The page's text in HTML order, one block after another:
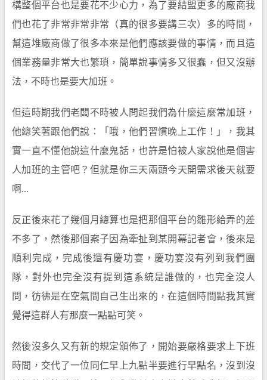
構整個平台也是要花不少心力，為了要結盟更多的廠商我
們也花了非常非常非常（真的很多要講三次）多的時間，
幫這堆廠商做了很多本來是他們應該要做的事情，而且這
個業務量非常大也繁瑣，簡單說事情多又很蠢，但又沒辦
法，不時也是要大加班。
但這時期我們老闆不時被人問起我們為什麼這麼常加班，
他總笑著跟他們說：「哦，他們習慣晚上工作！」，我其
實一直不懂他說這什麼鬼話，也許是怕被人家說他是個害
人加班的主管吧？但就是你三天兩頭今天開需求後天就要
啊…
反正後來花了幾個月總算也是把那個平台的雛形給弄的差
不多了，然後那個案子因為牽扯到某開幕記者會，後來是
順利完成，完成後還有慶功宴，慶功宴沒有列到我們團
隊，對外也完全沒有提到這系統是誰做的，也完全沒人
問，彷彿是在空氣間自己生出來的，在這個時間點我其實
覺得這群人有那麼一點點可笑。
然後沒多久又有新的規定頒佈了，開始要嚴格要求上下班
時間，交代了一位同仁早上九點半要進行早點名，沒到沒